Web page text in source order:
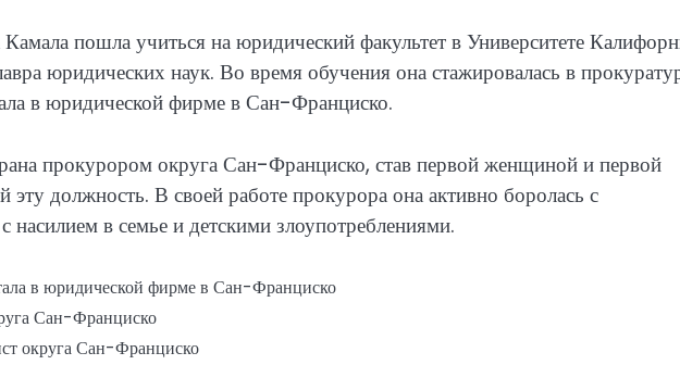
пошла учиться на юридический факультет в Университете
юридических наук. Во время обучения она стажировалась в
в юридической фирме в Сан-Франциско.
прокурором округа Сан-Франциско, став первой женщиной и первой
должность. В своей работе прокурора она активно боролась с
насилием в семье и детскими злоупотреблениями.
в юридической фирме в Сан-Франциско
Сан-Франциско
округа Сан-Франциско